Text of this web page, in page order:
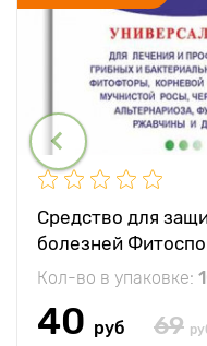
Средство для
болезней
Кол-во в упаковке:
40 руб 69